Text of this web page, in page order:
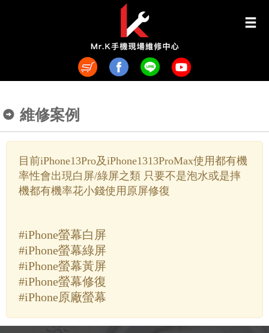
維修案例
目前iPhone13Pro及iPhone1313ProMax使用都有機
率性會出現白屏/綠屏之類 只要不是泡水或是摔
機都有機率花小錢使用原屏修復
#iPhone螢幕白屏
#iPhone螢幕綠屏
#iPhone螢幕黃屏
#iPhone螢幕修復
#iPhone原廠螢幕